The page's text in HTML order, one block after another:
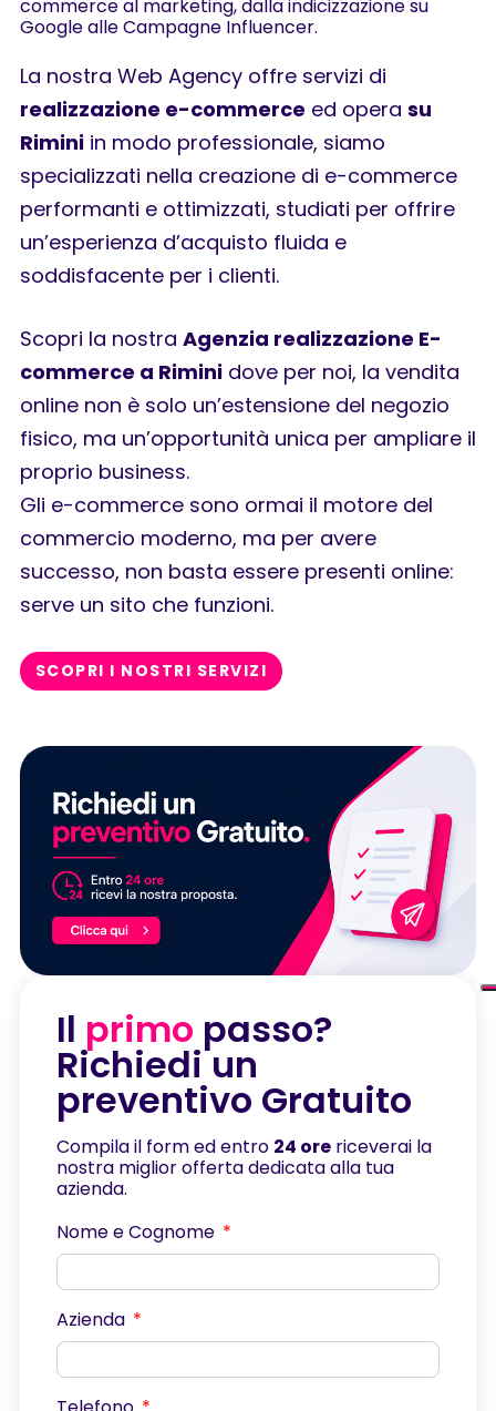
commerce al marketing, dalla indicizzazione su
Google alle Campagne Influencer.
La nostra Web Agency offre servizi di
realizzazione e-commerce ed opera su
Riminiin modo professionale, siamo
specializzati nella creazione di e-commerce
performanti e ottimizzati, studiati per offrire
un’esperienza d’acquisto fluida e
soddisfacente per i clienti.
Scopri la nostra Agenzia realizzazione E-
commerce a Riminidove per noi, la vendita
online non è solo un’estensione del negozio
fisico, ma un’opportunità unica per ampliare il
proprio business.
Gli e-commerce sono ormai il motore del
commercio moderno, ma per avere
successo, non basta essere presenti online:
serve un sito che funzioni.
SCOPRI I NOSTRI SERVIZI
Il primo passo?
Richiedi un
preventivo Gratuito
Compila il form ed entro 24 orericeverai la
nostra miglior offerta dedicata alla tua
azienda.
Nome e Cognome
Azienda